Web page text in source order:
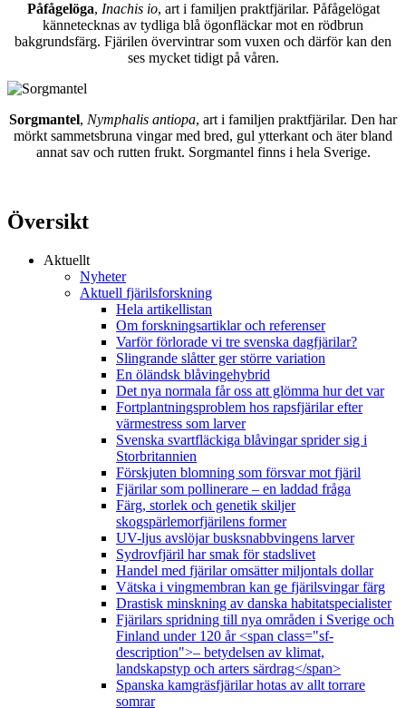
Påfågelöga, Inachis io, art i familjen praktfjärilar. Påfågelögat
kännetecknas av tydliga blå ögonfläckar mot en rödbrun
bakgrundsfärg. Fjärilen övervintrar som vuxen och därför kan den
ses mycket tidigt på våren.
Sorgmantel, Nymphalis antiopa, art i familjen praktfjärilar. Den har
mörkt sammetsbruna vingar med bred, gul ytterkant och äter bland
annat sav och rutten frukt. Sorgmantel finns i hela Sverige.
Översikt
Aktuellt
Nyheter
Aktuell fjärilsforskning
Hela artikellistan
Om forskningsartiklar och referenser
Varför förlorade vi tre svenska dagfjärilar?
Slingrande slåtter ger större variation
En öländsk blåvingehybrid
Det nya normala får oss att glömma hur det var
Fortplantningsproblem hos rapsfjärilar efter
värmestress som larver
Svenska svartfläckiga blåvingar sprider sig i
Storbritannien
Förskjuten blomning som försvar mot fjäril
Fjärilar som pollinerare – en laddad fråga
Färg, storlek och genetik skiljer
skogspärlemorfjärilens former
UV-ljus avslöjar busksnabbvingens larver
Sydrovfjäril har smak för stadslivet
Handel med fjärilar omsätter miljontals dollar
Vätska i vingmembran kan ge fjärilsvingar färg
Drastisk minskning av danska habitatspecialister
Fjärilars spridning till nya områden i Sverige och
Finland under 120 år <span class="sf-
description">– betydelsen av klimat,
landskapstyp och arters särdrag</span>
Spanska kamgräsfjärilar hotas av allt torrare
somrar